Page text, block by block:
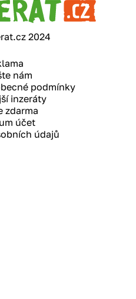
2024
nám
podmínky
inzeráty
zdarma
účet
údajů